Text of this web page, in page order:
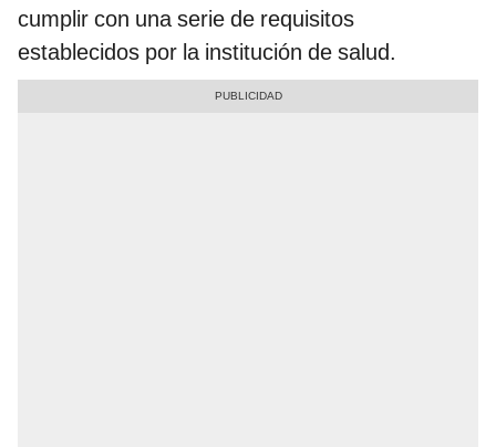
cumplir con una serie de requisitos
establecidos por la institución de salud.